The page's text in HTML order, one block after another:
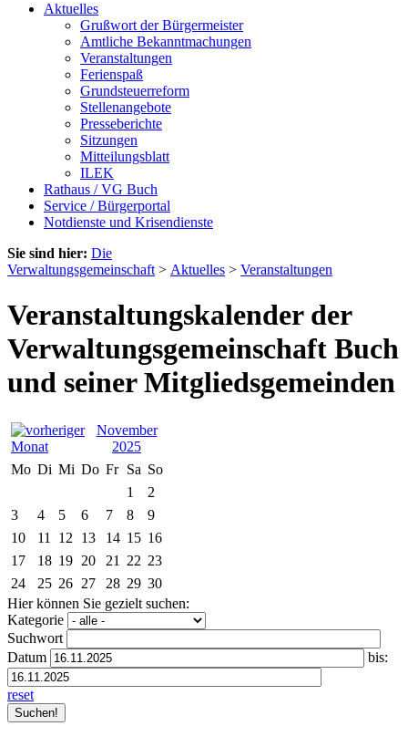
Aktuelles
Grußwort der Bürgermeister
Amtliche Bekanntmachungen
Veranstaltungen
Ferienspaß
Grundsteuerreform
Stellenangebote
Presseberichte
Sitzungen
Mitteilungsblatt
ILEK
Rathaus / VG Buch
Service / Bürgerportal
Notdienste und Krisendienste
Sie sind hier: Die
Verwaltungsgemeinschaft > Aktuelles > Veranstaltungen
Veranstaltungskalender der
Verwaltungsgemeinschaft Buch
und seiner Mitgliedsgemeinden
November
2025
Mo Di Mi Do Fr Sa So
1
2
3
4 5 6 7 8
9
10
11 12 13 14 15 16
17
18 19 20 21 22 23
24
25 26 27 28 29 30
Hier können Sie gezielt suchen:
Kategorie
Suchwort
Datum
bis:
reset